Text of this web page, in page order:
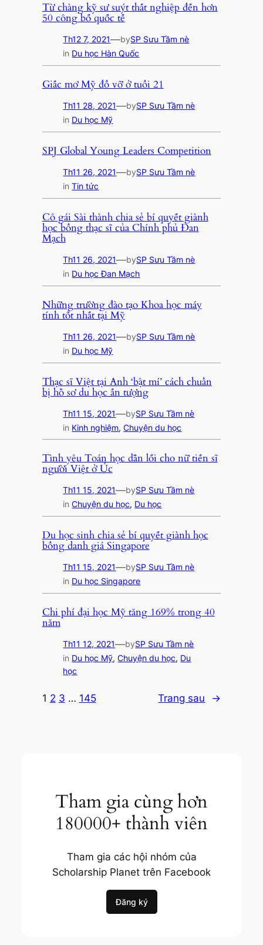
Từ chàng kỹ sư suýt thất nghiệp đến hơn
50 công bố quốc tế
Th12 7, 2021—bySP Sưu Tầm nè
in Du học Hàn Quốc
Giấc mơ Mỹ đổ vỡ ở tuổi 21
Th11 28, 2021—bySP Sưu Tầm nè
in Du học Mỹ
SPJ Global Young Leaders Competition
Th11 26, 2021—bySP Sưu Tầm nè
inTin tức
Cô gái Sài thành chia sẻ bí quyết giành
học bổng thạc sĩ của Chính phủ Đan
Mạch
Th11 26, 2021—bySP Sưu Tầm nè
in Du học Đan Mạch
Những trường đào tạo Khoa học máy
tính tốt nhất tại Mỹ
Th11 26, 2021—bySP Sưu Tầm nè
in Du học Mỹ
Thạc sĩ Việt tại Anh ‘bật mí’ cách chuẩn
bị hồ sơ du học ấn tượng
Th11 15, 2021—bySP Sưu Tầm nè
in Kinh nghiệm, Chuyện du học
Tình yêu Toán học dẫn lối cho nữ tiến sĩ
người Việt ở Úc
Th11 15, 2021—bySP Sưu Tầm nè
inChuyện du học, Du học
Du học sinh chia sẻ bí quyết giành học
bổng danh giá Singapore
Th11 15, 2021—bySP Sưu Tầm nè
in Du học Singapore
Chi phí đại học Mỹ tăng 169% trong 40
năm
Th11 12, 2021—bySP Sưu Tầm nè
in Du học Mỹ, Chuyện du học, Du
học
1 2 3 … 145 Trang sau →
Tham gia cùng hơn
180000+ thành viên
Tham gia các hội nhóm của
Scholarship Planet trên Facebook
Đăng ký